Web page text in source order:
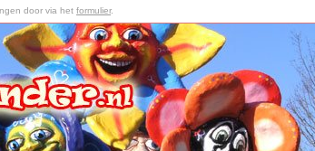
door via het formulier.